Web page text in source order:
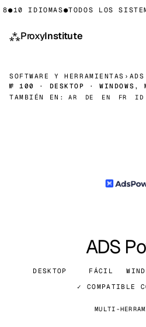
●10 IDIOMAS●TODOS LOS
⁂ProxyInstitute
SOFTWARE Y HERRAMIENTAS › ADS
№ 100 · DESKTOP · WINDOWS,
TAMBIÉN EN:
AR DE EN FR ID
ADS
DESKTOP FÁCIL
✓ COMPATIBLE
MULTI-